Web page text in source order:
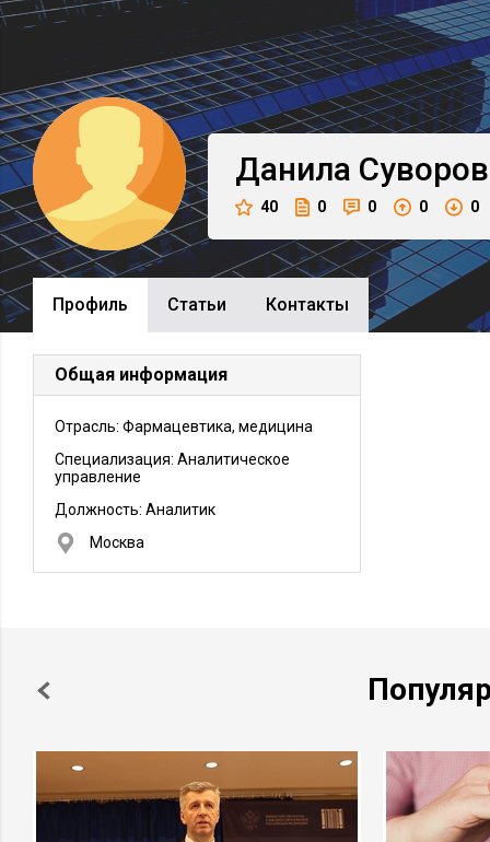
Данила Суворов
40 0 0 0 0
Профиль Cтатьи Контакты
Общая информация
Отрасль: Фармацевтика, медицина
Специализация: Аналитическое
управление
Должность: Аналитик
Москва